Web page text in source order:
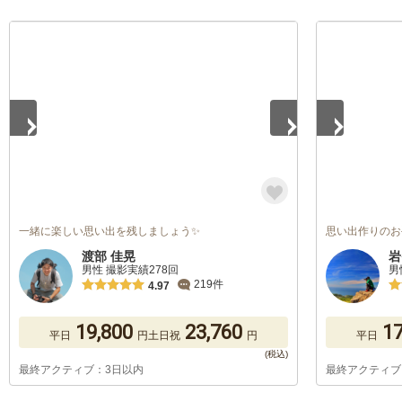
一緒に楽しい思い出を残しましょう✨
渡部 佳晃
男性 撮影実績278回
4.97
219件
平日 19,800 円土日祝 23,760 円
最終アクティブ：3日以内
思い出作りの
平日
最終アクティ